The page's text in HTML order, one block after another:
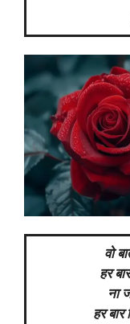
वो
हर
ना
हर बार